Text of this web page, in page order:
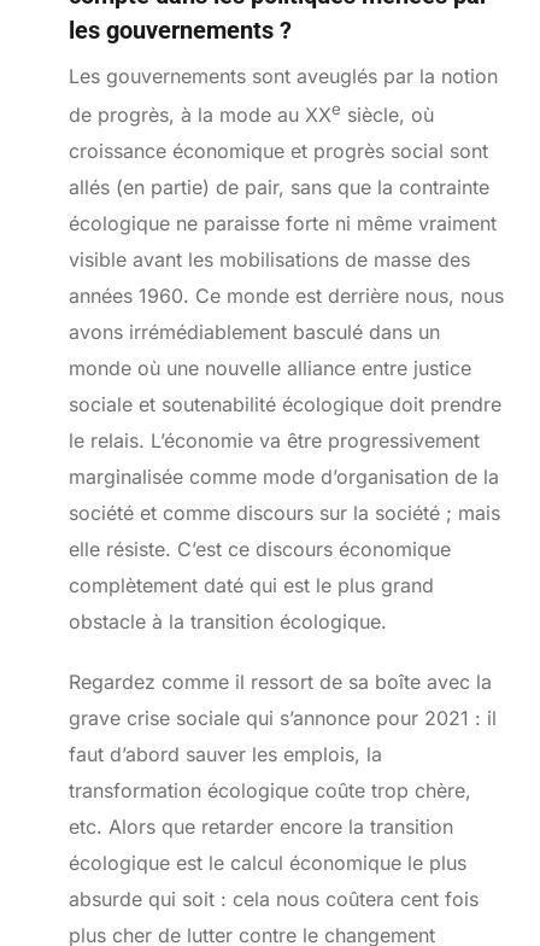
les gouvernements ?
Les gouvernements sont aveuglés par la notion
de progrès, à la mode au XXe siècle, où
croissance économique et progrès social sont
allés (en partie) de pair, sans que la contrainte
écologique ne paraisse forte ni même vraiment
visible avant les mobilisations de masse des
années 1960. Ce monde est derrière nous, nous
avons irrémédiablement basculé dans un
monde où une nouvelle alliance entre justice
sociale et soutenabilité écologique doit prendre
le relais. L’économie va être progressivement
marginalisée comme mode d’organisation de la
société et comme discours sur la société ; mais
elle résiste. C’est ce discours économique
complètement daté qui est le plus grand
obstacle à la transition écologique.
Regardez comme il ressort de sa boîte avec la
grave crise sociale qui s’annonce pour 2021 : il
faut d’abord sauver les emplois, la
transformation écologique coûte trop chère,
etc. Alors que retarder encore la transition
écologique est le calcul économique le plus
absurde qui soit : cela nous coûtera cent fois
plus cher de lutter contre le changement